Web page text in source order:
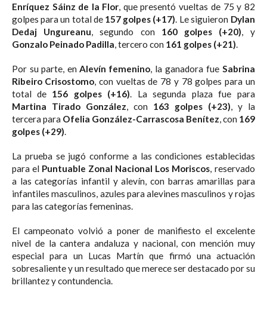
Enríquez Sáinz de la Flor, que presentó vueltas de 75 y 82
golpes para un total de 157 golpes (+17). Le siguieron Dylan
Dedaj Ungureanu, segundo con 160 golpes (+20), y
Gonzalo Peinado Padilla, tercero con 161 golpes (+21).
Por su parte, en Alevín femenino, la ganadora fue Sabrina
Ribeiro Crisostomo, con vueltas de 78 y 78 golpes para un
total de 156 golpes (+16). La segunda plaza fue para
Martina Tirado González, con 163 golpes (+23), y la
tercera para Ofelia González-Carrascosa Benítez, con 169
golpes (+29).
La prueba se jugó conforme a las condiciones establecidas
para el Puntuable Zonal Nacional Los Moriscos, reservado
a las categorías infantil y alevín, con barras amarillas para
infantiles masculinos, azules para alevines masculinos y rojas
para las categorías femeninas.
El campeonato volvió a poner de manifiesto el excelente
nivel de la cantera andaluza y nacional, con mención muy
especial para un Lucas Martín que firmó una actuación
sobresaliente y un resultado que merece ser destacado por su
brillantez y contundencia.